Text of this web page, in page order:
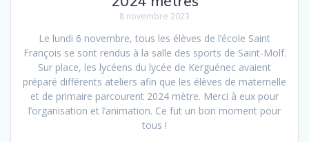
8 novembre 2023
Le lundi 6 novembre, tous les élèves de l’école Saint
François se sont rendus à la salle des sports de Saint-Molf.
Sur place, les lycéens du lycée de Kerguénec avaient
préparé différents ateliers afin que les élèves de maternelle
et de primaire parcourent 2024 mètre. Merci à eux pour
l’organisation et l’animation. Ce fut un bon moment pour
tous !